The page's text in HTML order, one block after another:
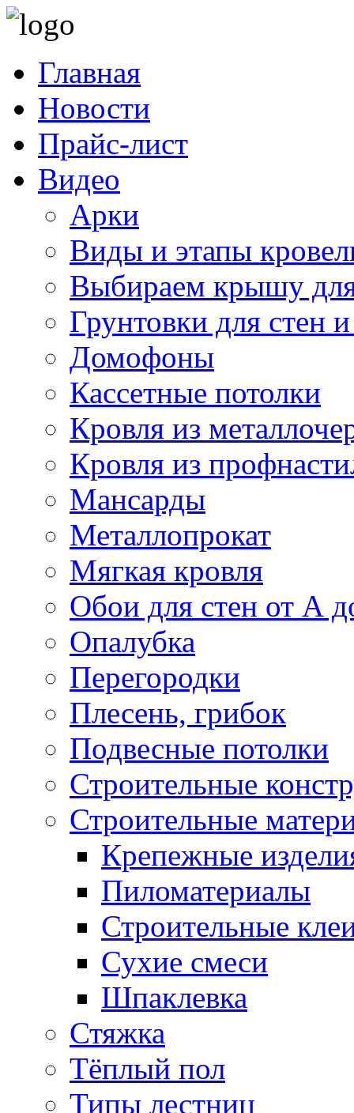
Главная
Новости
Прайс-лист
Видео
Арки
Виды и этапы
Выбираем крышу
Грунтовки для стен
Домофоны
Кассетные потолки
Кровля из
Кровля из
Мансарды
Металлопрокат
Мягкая кровля
Обои для стен от А
Опалубка
Перегородки
Плесень, грибок
Подвесные потолки
Строительные
Строительные
Крепежные
Пиломатериалы
Строительные
Сухие смеси
Шпаклевка
Стяжка
Тёплый пол
Типы лестниц